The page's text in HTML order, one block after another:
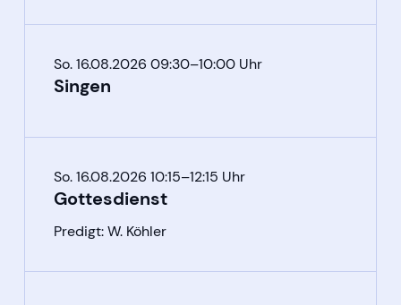
So. 16.08.2026 09:30–10:00 Uhr
Singen
So. 16.08.2026 10:15–12:15 Uhr
Gottesdienst
Predigt: W. Köhler